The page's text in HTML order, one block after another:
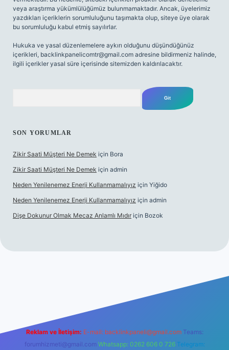
veya araştırma yükümlülüğümüz bulunmamaktadır. Ancak, üyelerimiz
yazdıkları içeriklerin sorumluluğunu taşımakta olup, siteye üye olarak
bu sorumluluğu kabul etmiş sayılırlar.
Hukuka ve yasal düzenlemelere aykırı olduğunu düşündüğünüz
içerikleri, backlinkpanelicomtr@gmail.com adresine bildirmeniz halinde,
ilgili içerikler yasal süre içerisinde sitemizden kaldırılacaktır.
SON YORUMLAR
Zikir Saati Müşteri Ne Demek için Bora
Zikir Saati Müşteri Ne Demek için admin
Neden Yenilenemez Enerji Kullanmamalıyız için Yiğido
Neden Yenilenemez Enerji Kullanmamalıyız için admin
Dişe Dokunur Olmak Mecaz Anlamlı Mıdır için Bozok
Reklam ve İletişim: E-mail: backlinkpaneli@gmail.com Teams:
forumhizmeti@gmail.com Whatsapp: 0262 606 0 726 Telegram: